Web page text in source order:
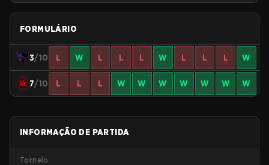
FORMULÁRIO
3/10 L W L L L W L L L W
7/10 L L L W W W W W W W
INFORMAÇÃO DE PARTIDA
Torneio